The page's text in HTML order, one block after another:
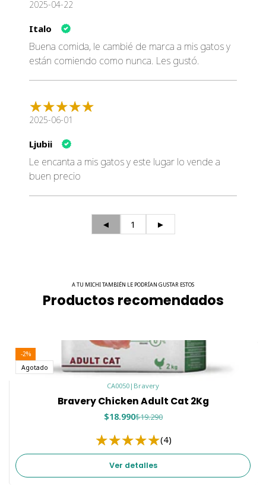
2025-04-22
Italo
Buena comida, le cambié de marca a mis gatos y
están comiendo como nunca. Les gustó.
2025-06-01
Ljubii
Le encanta a mis gatos y este lugar lo vende a
buen precio
◄ 1 ►
A TU MICHI TAMBIÉN LE PODRÍAN GUSTAR ESTOS
Productos recomendados
-2%
Agotado
CA0050 | Bravery
Bravery Chicken Adult Cat 2Kg
$18.990$19.290
(4)
Ver detalles